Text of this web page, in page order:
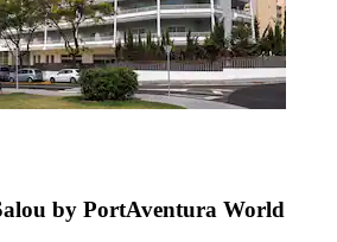
by PortAventura World